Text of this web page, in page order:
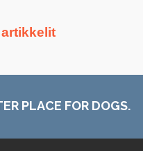
PLACE FOR DOGS.